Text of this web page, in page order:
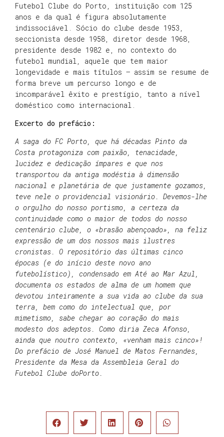
Futebol Clube do Porto, instituição com 125
anos e da qual é figura absolutamente
indissociável. Sócio do clube desde 1953,
seccionista desde 1958, diretor desde 1968,
presidente desde 1982 e, no contexto do
futebol mundial, aquele que tem maior
longevidade e mais títulos – assim se resume de
forma breve um percurso longo e de
incomparável êxito e prestígio, tanto a nível
doméstico como internacional.
Excerto do prefácio:
A saga do FC Porto, que há décadas Pinto da
Costa protagoniza com paixão, tenacidade,
lucidez e dedicação ímpares e que nos
transportou da antiga modéstia à dimensão
nacional e planetária de que justamente gozamos,
teve nele o providencial visionário. Devemos-lhe
o orgulho do nosso portismo, a certeza da
continuidade como o maior de todos do nosso
centenário clube, o «brasão abençoado», na feliz
expressão de um dos nossos mais ilustres
cronistas. O repositório das últimas cinco
épocas (e do início deste novo ano
futebolístico), condensado em Até ao Mar Azul,
documenta os estados de alma de um homem que
devotou inteiramente a sua vida ao clube da sua
terra, bem como do intelectual que, por
mimetismo, sabe chegar ao coração do mais
modesto dos adeptos. Como diria Zeca Afonso,
ainda que noutro contexto, «venham mais cinco»!
Do prefácio de José Manuel de Matos Fernandes,
Presidente da Mesa da Assembleia Geral do
Futebol Clube doPorto.